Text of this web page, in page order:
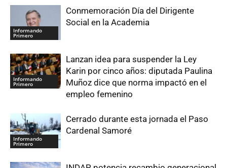
Informando
Primero
Conmemoración Día del Dirigente
Social en la Academia
Informando
Primero
Lanzan idea para suspender la Ley
Karin por cinco años: diputada Paulina
Muñoz dice que norma impactó en el
empleo femenino
Informando
Primero
Cerrado durante esta jornada el Paso
Cardenal Samoré